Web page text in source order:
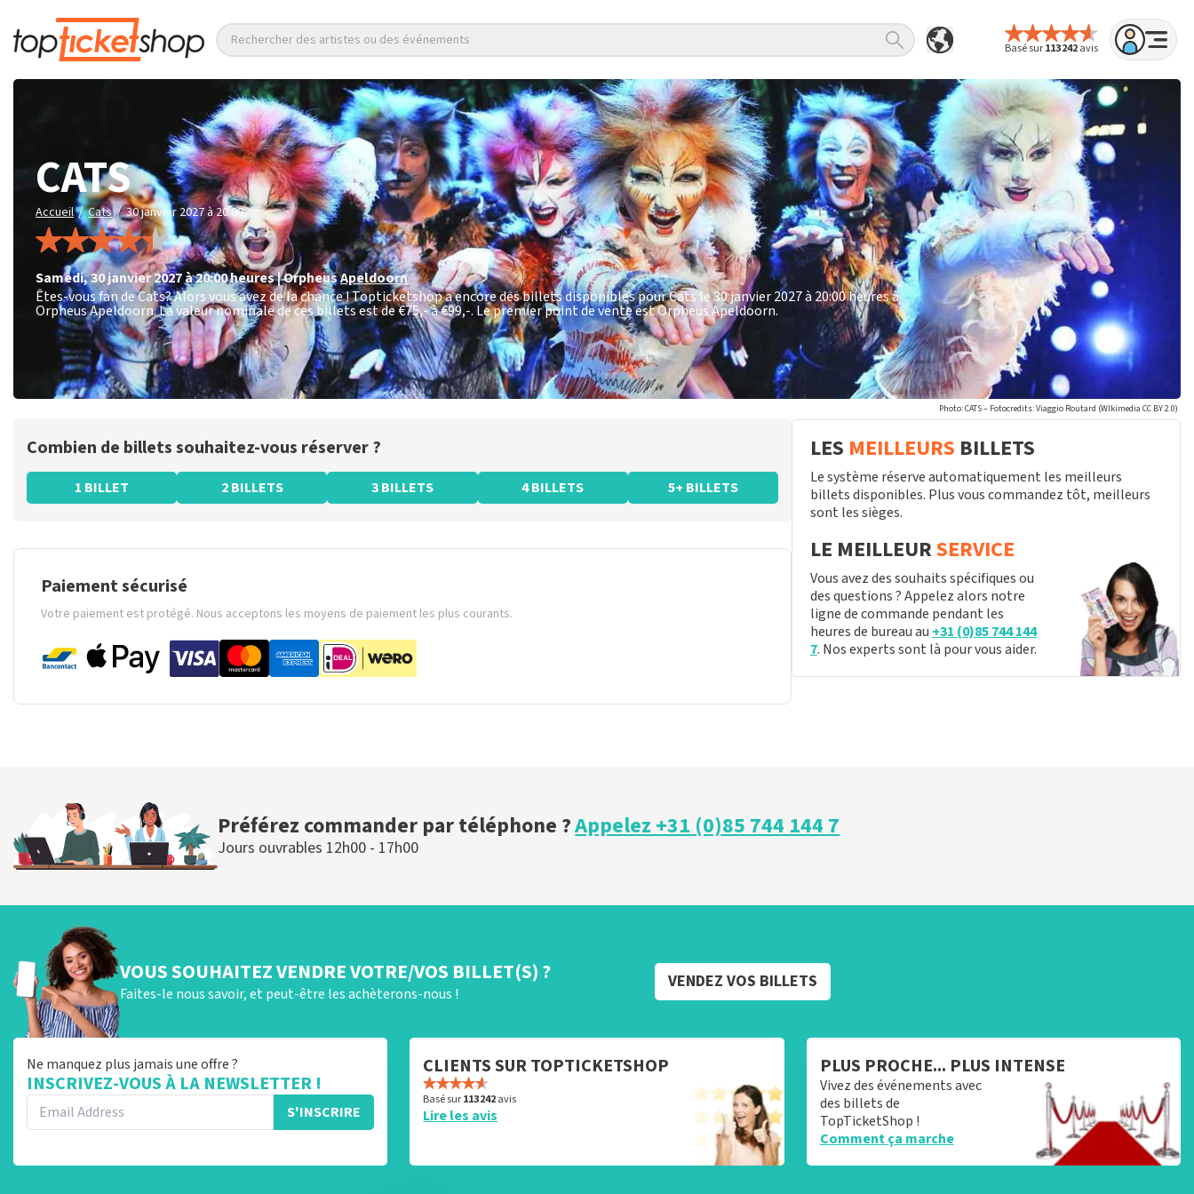
Basé sur113 242avis
Rechercher des artistes ou des événements
CATS
Accueil / Cats / 30 janvier 2027 à 20:00
samedi,30 janvier 2027 à 20:00heures|OrpheusApeldoorn
Êtes-vous fan de Cats? Alors vous avez de la chance ! Topticketshop a encore des billets disponibles pour Cats le 30 janvier 2027 à 20:00 heures à
Orpheus Apeldoorn. La valeur nominale de ces billets est de€75,- à €99,-. Le premier point de vente est Orpheus Apeldoorn.
Photo: CATS – Fotocredits: Viaggio Routard (WIkimedia CC BY 2.0)
Combien de billets souhaitez-vous réserver ?
1 BILLET 2 BILLETS 3 BILLETS 4 BILLETS 5+ BILLETS
Paiement sécurisé
Votre paiement est protégé. Nous acceptons les moyens de paiement les plus courants.
LES MEILLEURS BILLETS
Le système réserve automatiquement les meilleurs
billets disponibles. Plus vous commandez tôt, meilleurs
sont les sièges.
LE MEILLEURSERVICE
Vous avez des souhaits spécifiques ou
des questions ? Appelez alors notre
ligne de commande pendant les
heures de bureau au +31 (0)85 744 144
7. Nos experts sont là pour vous aider.
Préférez commander par téléphone ?Appelez +31 (0)85 744 144 7
Jours ouvrables 12h00 - 17h00
VOUS SOUHAITEZ VENDRE VOTRE/VOS BILLET(S) ?
Faites-le nous savoir, et peut-être les achèterons-nous !
VENDEZ VOS BILLETS
Ne manquez plus jamais une offre ?
INSCRIVEZ-VOUS À LA NEWSLETTER !
S'INSCRIRE
CLIENTS SUR TOPTICKETSHOP
Basé sur113 242avis
Lire les avis
PLUS PROCHE... PLUS INTENSE
Vivez des événements avec
des billets de
TopTicketShop !
Comment ça marche